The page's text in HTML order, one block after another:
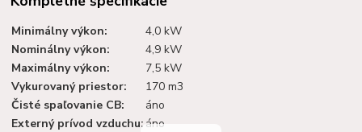
Minimálny výkon:
4,0 kW
Nominálny výkon:
4,9 kW
Maximálny výkon:
7,5 kW
Vykurovaný priestor:
170 m3
Čisté spaľovanie CB:
áno
Externý prívod vzduchu: áno